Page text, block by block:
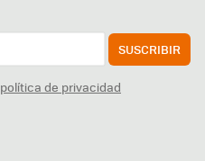
SUSCRIBIR
política de privacidad